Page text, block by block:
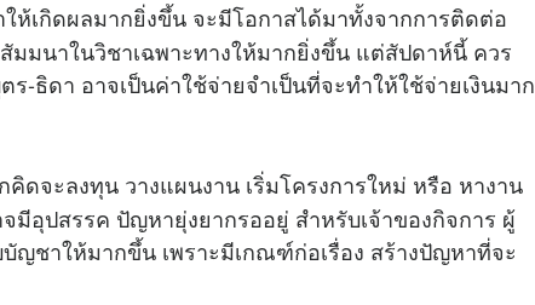
กิดผลมากยิ่งขึ้น จะมีโอกาสได้มาทั้งจากการติดต่อ
มมนาในวิชาเฉพาะทางให้มากยิ่งขึ้น แต่สัปดาห์นี้ ควร
ร-ธิดา อาจเป็นค่าใช้จ่ายจำเป็นที่จะทำให้ใช้จ่ายเงินมาก
ะลงทุน วางแผนงาน เริ่มโครงการใหม่ หรือ หางาน
มีอุปสรรค ปัญหายุ่งยากรออยู่ สำหรับเจ้าของกิจการ ผู้
ญชาให้มากขึ้น เพราะมีเกณฑ์ก่อเรื่อง สร้างปัญหาที่จะ